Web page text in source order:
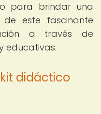
para brindar una
este fascinante
a través de
educativas.
didáctico